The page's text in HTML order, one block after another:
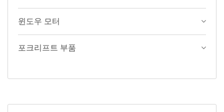
윈도우 모터
포크리프트 부품